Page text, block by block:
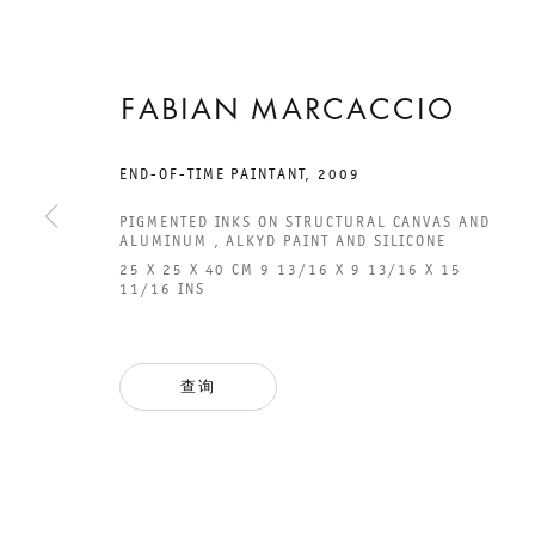
ANALYTICAL
FABIAN MARCACCIO
2009年10月31日 TO 12月23日
CHARLOTTENSTRASSE
FABIAN MARCACCIO
END-OF-TIME PAINTANT, 2009
PIGMENTED INKS ON STRUCTURAL CANVAS AND
ALUMINUM , ALKYD PAINT AND SILICONE
25 X 25 X 40 CM 9 13/16 X 9 13/16 X 15
11/16 INS
查询